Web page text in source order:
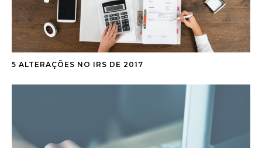
5 ALTERAÇÕES NO IRS DE 2017